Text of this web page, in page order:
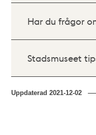
Har du frågor
Stadsmuseet
Uppdaterad2021-12-02